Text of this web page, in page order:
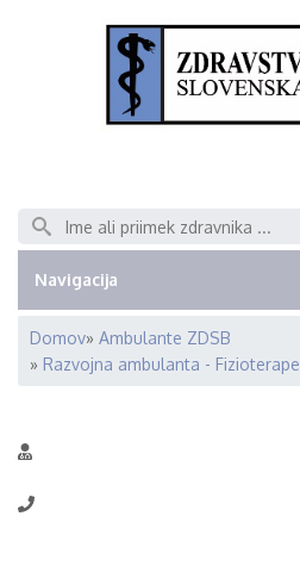
Išči
Navigacija
Breadcrumb
Domov
Ambulante ZDSB
Razvojna ambulanta -